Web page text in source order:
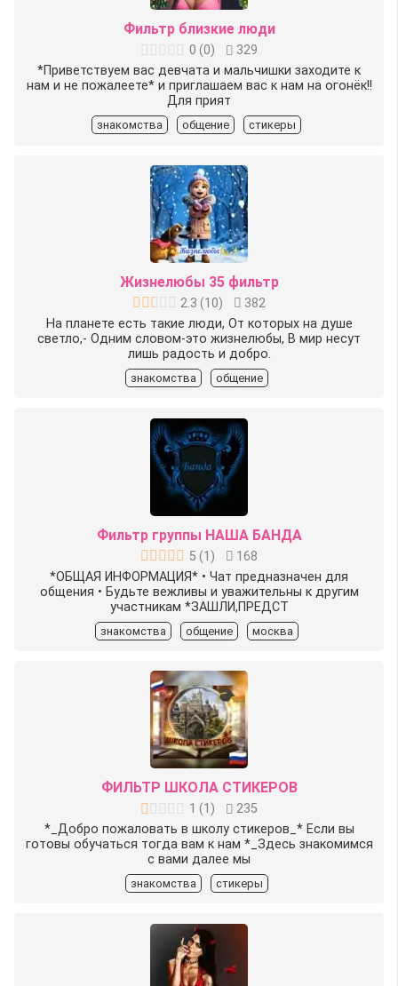
Фильтр близкие люди
0 (0)
329
*Приветствуем вас девчата и мальчишки заходите к
нам и не пожалеете*️️ и приглашаем вас к нам на огонёк!!
Для прият
знакомства общение стикеры
Жизнелюбы 35 фильтр
2.3 (10)
382
На планете есть такие люди, От которых на душе
светло,- Одним словом-это жизнелюбы, В мир несут
лишь радость и добро.
знакомства общение
Фильтр группы НАША БАНДА
5 (1 )
168
*ОБЩАЯ ИНФОРМАЦИЯ* • Чат предназначен для
общения • Будьте вежливы и уважительны к другим
участникам *ЗАШЛИ,ПРЕДСТ
знакомства общение москва
ФИЛЬТР ШКОЛА СТИКЕРОВ
1 (1 )
235
*_Добро пожаловать в школу стикеров_*️ Если вы
готовы обучаться тогда вам к нам *_Здесь знакомимся
с вами далее мы
знакомства стикеры